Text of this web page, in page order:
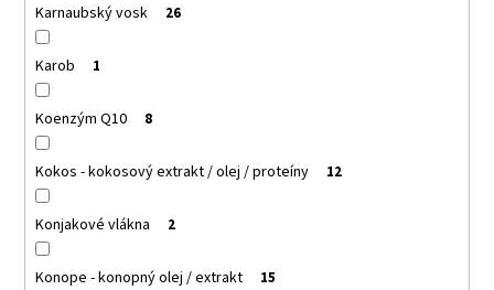
Karnaubský vosk 26
Karob 1
Koenzým Q10 8
Kokos - kokosový extrakt / olej / proteíny 12
Konjakové vlákna 2
Konope - konopný olej / extrakt 15